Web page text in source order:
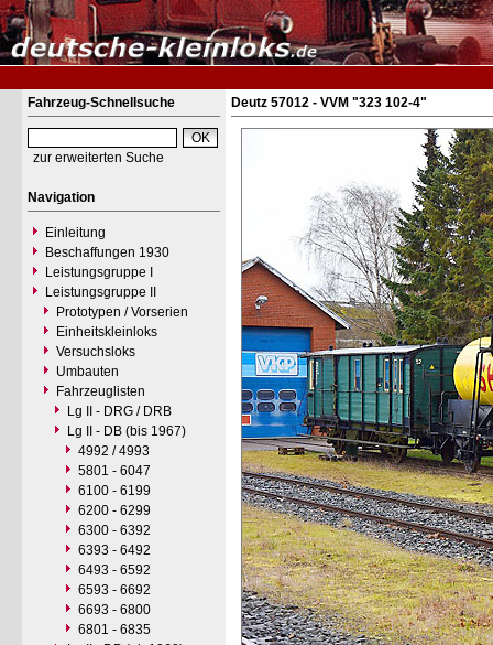
Fahrzeug-Schnellsuche
zur erweiterten Suche
Navigation
Einleitung
Beschaffungen 1930
Leistungsgruppe I
Leistungsgruppe II
Prototypen / Vorserien
Einheitskleinloks
Versuchsloks
Umbauten
Fahrzeuglisten
Lg II - DRG / DRB
Lg II - DB (bis 1967)
4992 / 4993
5801 - 6047
6100 - 6199
6200 - 6299
6300 - 6392
6393 - 6492
6493 - 6592
6593 - 6692
6693 - 6800
6801 - 6835
Deutz 57012 - VVM "323 102-4"